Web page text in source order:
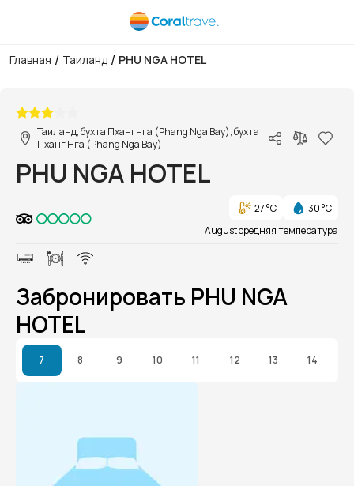
Главная / Таиланд / PHU NGA HOTEL
Таиланд, бухта Пхангнга (Phang Nga Bay), бухта
Пханг Нга (Phang Nga Bay)
PHU NGA HOTEL
27 °C
30 °C
August средняя температура
Забронировать PHU NGA
HOTEL
7 8 9 10 11 12 13 14